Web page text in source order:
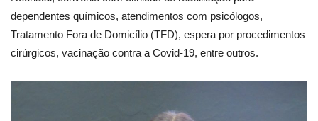
dependentes químicos, atendimentos com psicólogos,
Tratamento Fora de Domicílio (TFD), espera por procedimentos
cirúrgicos, vacinação contra a Covid-19, entre outros.